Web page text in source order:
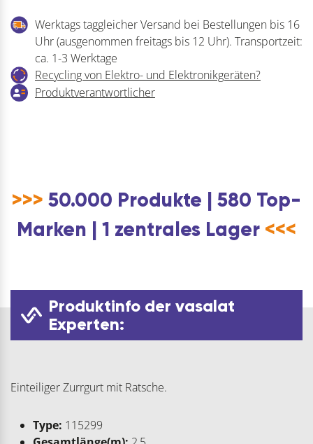
Werktags taggleicher Versand bei Bestellungen bis 16
Uhr (ausgenommen freitags bis 12 Uhr). Transportzeit:
ca. 1-3 Werktage
Recycling von Elektro- und Elektronikgeräten?
Produktverantwortlicher
>>> 50.000 Produkte | 580 Top-
Marken | 1 zentrales Lager <<<
Produktinfo der vasalat
Experten:
Einteiliger Zurrgurt mit Ratsche.
Type: 115299